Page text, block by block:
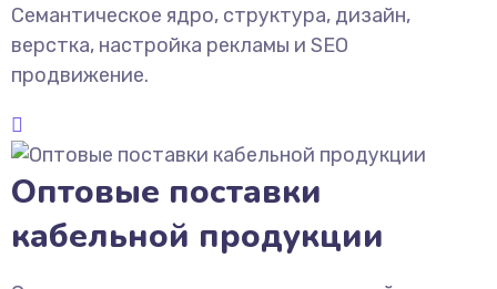
Семантическое ядро, структура, дизайн,
верстка, настройка рекламы и SEO
продвижение.
Оптовые поставки
кабельной продукции